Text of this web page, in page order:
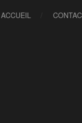
ACCUEIL